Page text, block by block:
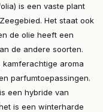
is een vaste plant
Het staat ook
de olie heeft een
de andere soorten.
aroma
parfumtoepassingen.
een hybride van
is een winterharde